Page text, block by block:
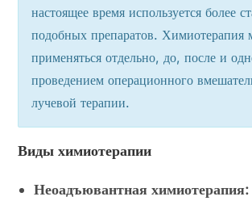
настоящее время используется более
подобных препаратов. Химиотерапия
применяться отдельно, до, после и
проведением операционного
лучевой терапии.
Виды химиотерапии
Неоадъювантная химиотерапия: